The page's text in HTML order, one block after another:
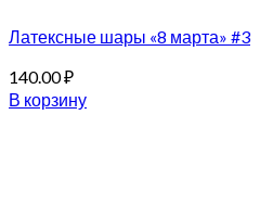
Латексные шары «8 марта» #3
140.00₽
В корзину